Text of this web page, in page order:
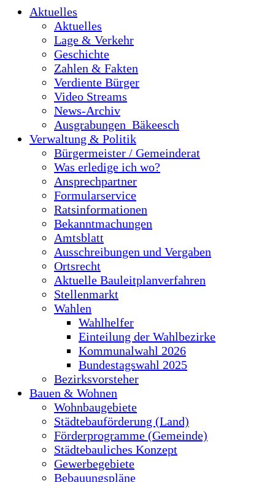
Aktuelles
Aktuelles
Lage & Verkehr
Geschichte
Zahlen & Fakten
Verdiente Bürger
Video Streams
News-Archiv
Ausgrabungen_Bäkeesch
Verwaltung & Politik
Bürgermeister / Gemeinderat
Was erledige ich wo?
Ansprechpartner
Formularservice
Ratsinformationen
Bekanntmachungen
Amtsblatt
Ausschreibungen und Vergaben
Ortsrecht
Aktuelle Bauleitplanverfahren
Stellenmarkt
Wahlen
Wahlhelfer
Einteilung der Wahlbezirke
Kommunalwahl 2026
Bundestagswahl 2025
Bezirksvorsteher
Bauen & Wohnen
Wohnbaugebiete
Städtebauförderung (Land)
Förderprogramme (Gemeinde)
Städtebauliches Konzept
Gewerbegebiete
Bebauungspläne